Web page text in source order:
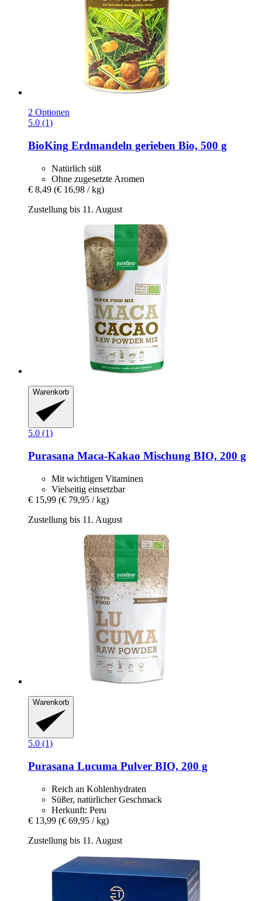
2 Optionen
5.0 (1)
BioKing Erdmandeln gerieben Bio, 500 g
Natürlich süß
Ohne zugesetzte Aromen
€ 8,49 (€ 16,98 / kg)
Zustellung bis 11. August
Warenkorb
5.0 (1)
Purasana Maca-​Kakao Mischung BIO, 200 g
Mit wichtigen Vitaminen
Vielseitig einsetzbar
€ 15,99 (€ 79,95 / kg)
Zustellung bis 11. August
Warenkorb
5.0 (1)
Purasana Lucuma Pulver BIO, 200 g
Reich an Kohlenhydraten
Süßer, natürlicher Geschmack
Herkunft: Peru
€ 13,99 (€ 69,95 / kg)
Zustellung bis 11. August